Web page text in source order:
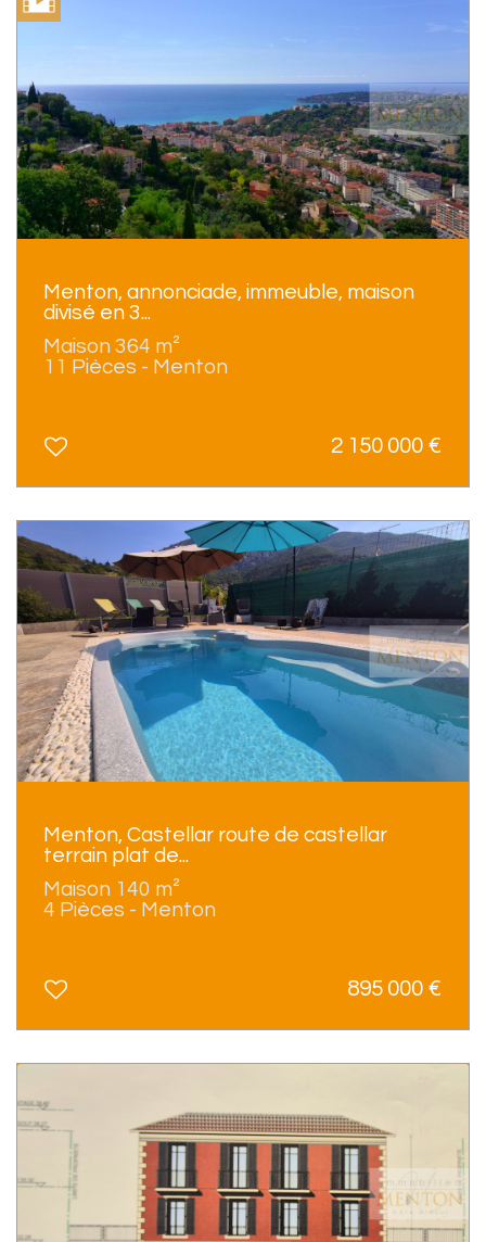
Menton, annonciade, immeuble, maison
divisé en 3...
Maison 364 m²
11 Pièces - Menton
2 150 000 €
Menton, Castellar route de castellar
terrain plat de...
Maison 140 m²
4 Pièces - Menton
895 000 €